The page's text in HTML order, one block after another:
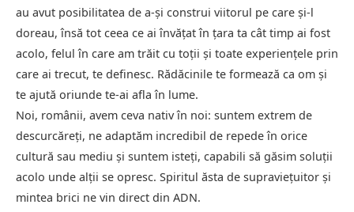
au avut posibilitatea de a-și construi viitorul pe care și-l
doreau, însă tot ceea ce ai învățat în țara ta cât timp ai fost
acolo, felul în care am trăit cu toții și toate experiențele prin
care ai trecut, te definesc. Rădăcinile te formează ca om și
te ajută oriunde te-ai afla în lume.
Noi, românii, avem ceva nativ în noi: suntem extrem de
descurcăreți, ne adaptăm incredibil de repede în orice
cultură sau mediu și suntem isteți, capabili să găsim soluții
acolo unde alții se opresc. Spiritul ăsta de supraviețuitor și
mintea brici ne vin direct din ADN.